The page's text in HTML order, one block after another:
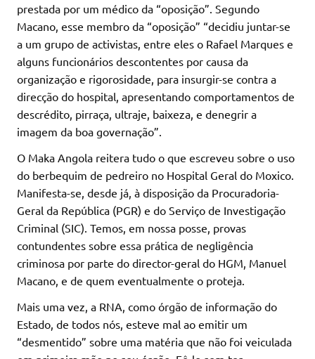
prestada por um médico da “oposição”. Segundo
Macano, esse membro da “oposição” “decidiu juntar-se
a um grupo de activistas, entre eles o Rafael Marques e
alguns funcionários descontentes por causa da
organização e rigorosidade, para insurgir-se contra a
direcção do hospital, apresentando comportamentos de
descrédito, pirraça, ultraje, baixeza, e denegrir a
imagem da boa governação”.
O Maka Angola reitera tudo o que escreveu sobre o uso
do berbequim de pedreiro no Hospital Geral do Moxico.
Manifesta-se, desde já, à disposição da Procuradoria-
Geral da República (PGR) e do Serviço de Investigação
Criminal (SIC). Temos, em nossa posse, provas
contundentes sobre essa prática de negligência
criminosa por parte do director-geral do HGM, Manuel
Macano, e de quem eventualmente o proteja.
Mais uma vez, a RNA, como órgão de informação do
Estado, de todos nós, esteve mal ao emitir um
“desmentido” sobre uma matéria que não foi veiculada